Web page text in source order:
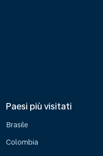
Paesi più visitati
Brasile
Colombia